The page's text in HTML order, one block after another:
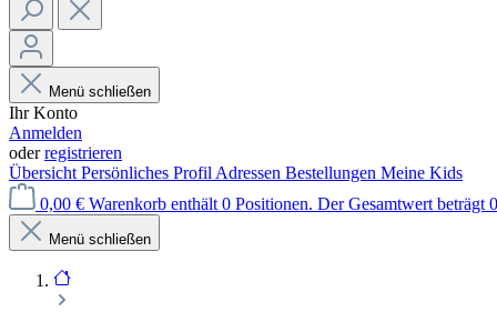
Menü schließen
Ihr Konto
Anmelden
oderregistrieren
Übersicht Persönliches Profil Adressen Bestellungen Meine Kids
0,00 € Warenkorb enthält 0 Positionen. Der Gesamtwert beträgt
Menü schließen